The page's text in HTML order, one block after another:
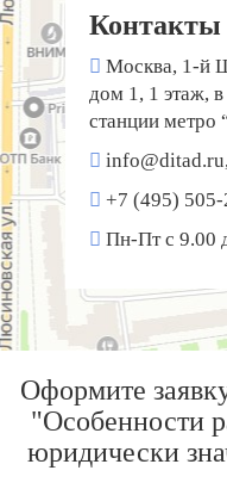
Контакты
Москва, 1-й
дом 1, 1 этаж,
станции метро
+7 (495)
Пн-Пт с 9.00
Оформите
"Особенности
юридически